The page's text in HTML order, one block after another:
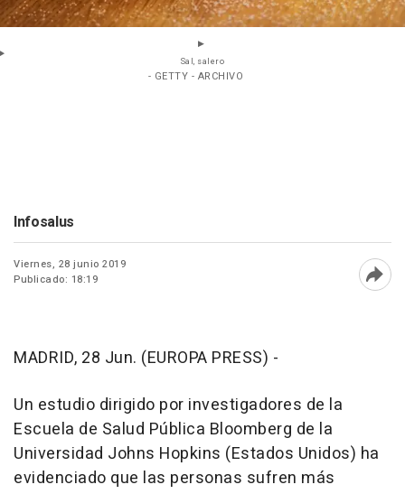
Sal, salero
- GETTY - ARCHIVO
Infosalus
Viernes, 28 junio 2019
Publicado: 18:19
MADRID, 28 Jun. (EUROPA PRESS) -
Un estudio dirigido por investigadores de la
Escuela de Salud Pública Bloomberg de la
Universidad Johns Hopkins (Estados Unidos) ha
evidenciado que las personas sufren más